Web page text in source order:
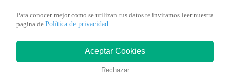
Para conocer mejor como se utilizan tus datos te invitamos leer nuestra
pagina de Política de privacidad.
Aceptar Cookies
Rechazar